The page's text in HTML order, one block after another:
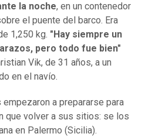
la noche, en un contenedor
el puente del barco. Era
1,250 kg. "Hay siempre un
pero todo fue bien"
Vik, de 31 años, a un
en el navío.
a prepararse para
que volver a sus sitios: se los
en Palermo (Sicilia).